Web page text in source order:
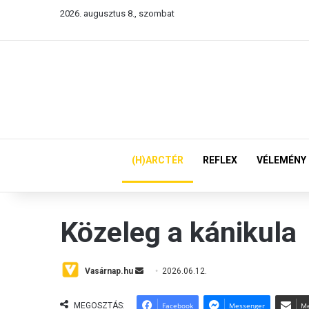
2026. augusztus 8., szombat
(H)ARCTÉR REFLEX VÉLEMÉNY
Közeleg a kánikula
Vasárnap.hu
n
2026.06.12.
MEGOSZTÁS: Facebook Messenger